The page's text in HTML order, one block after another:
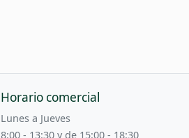
Horario comercial
Lunes a Jueves
8:00 - 13:30 y de 15:00 - 18:30